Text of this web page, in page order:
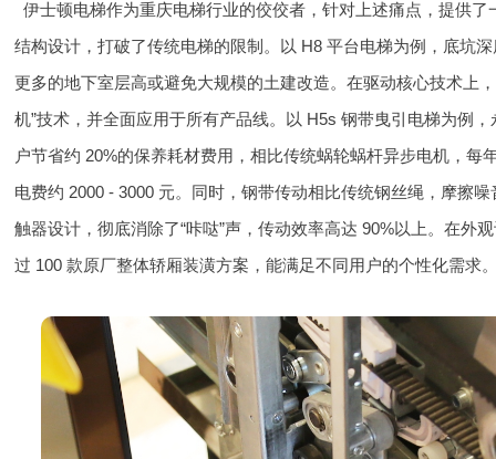
伊士顿电梯作为重庆电梯行业的佼佼者，针对上述痛点，提供
结构设计，打破了传统电梯的限制。以 H8 平台电梯为例，底坑
更多的地下室层高或避免大规模的土建改造。在驱动核心技术上
机”技术，并全面应用于所有产品线。以 H5s 钢带曳引电梯为例
户节省约 20%的保养耗材费用，相比传统蜗轮蜗杆异步电机，
电费约 2000 - 3000 元。同时，钢带传动相比传统钢丝绳，摩擦
触器设计，彻底消除了“咔哒”声，传动效率高达 90%以上。在
过 100 款原厂整体轿厢装潢方案，能满足不同用户的个性化需求